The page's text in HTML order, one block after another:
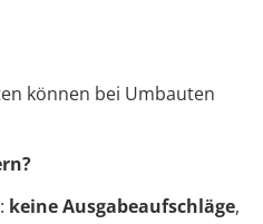
können bei Umbauten
keine Ausgabeaufschläge,